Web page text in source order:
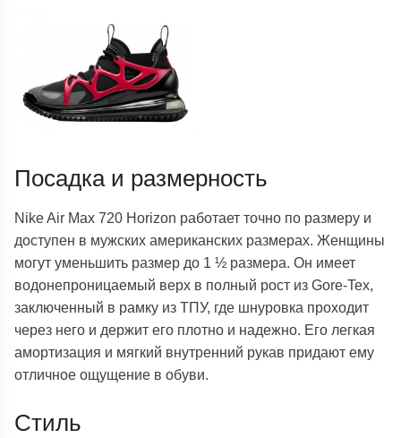
Посадка и размерность
Nike Air Max 720 Horizon работает точно по размеру и
доступен в мужских американских размерах. Женщины
могут уменьшить размер до 1 ½ размера. Он имеет
водонепроницаемый верх в полный рост из Gore-Tex,
заключенный в рамку из ТПУ, где шнуровка проходит
через него и держит его плотно и надежно. Его легкая
амортизация и мягкий внутренний рукав придают ему
отличное ощущение в обуви.
Стиль